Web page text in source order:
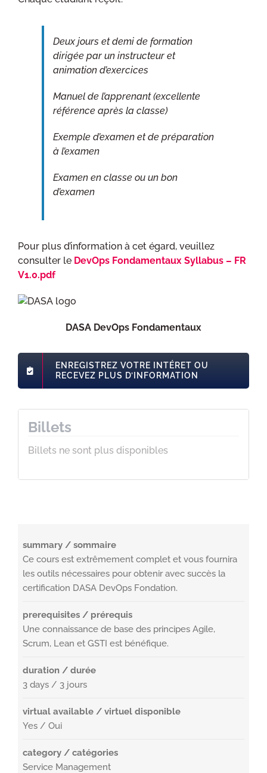
Deux jours et demi de formation
dirigée par un instructeur et
animation d’exercices
Manuel de l’apprenant (excellente
référence après la classe)
Exemple d’examen et de préparation
à l’examen
Examen en classe ou un bon
d’examen
Pour plus d’information à cet égard, veuillez
consulter le DevOps Fondamentaux Syllabus – FR
V1.0.pdf
DASA DevOps Fondamentaux
ENREGISTREZ VOTRE INTÉRET OU
RECEVEZ PLUS D’INFORMATION
Billets
Billets ne sont plus disponibles
summary / sommaire
Ce cours est extrêmement complet et vous fournira
les outils nécessaires pour obtenir avec succès la
certification DASA DevOps Fondation.
prerequisites / prérequis
Une connaissance de base des principes Agile,
Scrum, Lean et GSTI est bénéfique.
duration / durée
3 days / 3 jours
virtual available / virtuel disponible
Yes / Oui
category / catégories
Service Management